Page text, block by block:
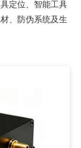
定位、智能工具
、防伪系统及生